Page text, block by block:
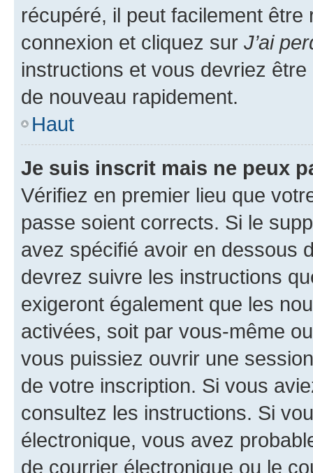
récupéré, il peut facilement
connexion et cliquez sur J’ai
instructions et vous devriez
de nouveau rapidement.
Haut
Je suis inscrit mais ne peux
Vérifiez en premier lieu que
passe soient corrects. Si le
avez spécifié avoir en dessous
devrez suivre les instructions
exigeront également que les
activées, soit par vous-même
vous puissiez ouvrir une
de votre inscription. Si vous
consultez les instructions. Si
électronique, vous avez
de courrier électronique ou le